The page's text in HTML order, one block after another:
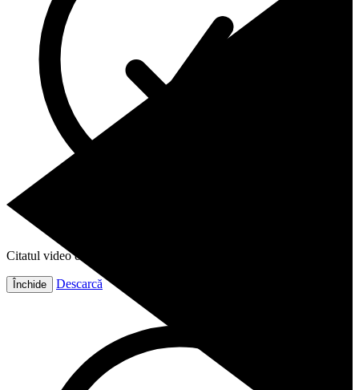
Citatul video este gata!
Închide Descarcă